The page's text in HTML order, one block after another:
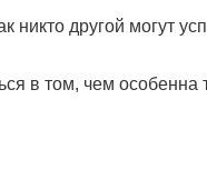
другой могут
в том, чем